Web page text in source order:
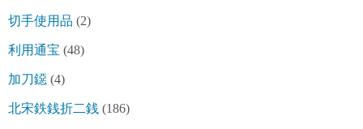
切手使用品 (2)
利用通宝 (48)
加刀鐚 (4)
北宋鉄銭折二銭 (186)